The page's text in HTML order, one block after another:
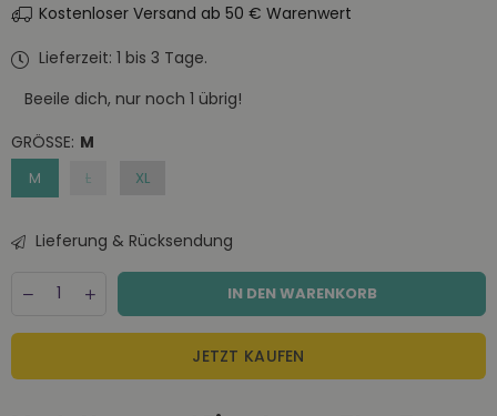
Kostenloser Versand ab 50 € Warenwert
Lieferzeit: 1 bis 3 Tage.
Beeile dich, nur noch 1 übrig!
GRÖSSE: M
M L XL
Lieferung & Rücksendung
Decrease
for
Thor
Increase
quantity
for
Thor
IN DEN WARENKORB
JETZT KAUFEN